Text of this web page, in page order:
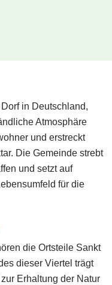
in Deutschland,
Atmosphäre
und erstreckt
Die Gemeinde strebt
und setzt auf
für die
die Ortsteile Sankt
dieser Viertel trägt
Erhaltung der Natur